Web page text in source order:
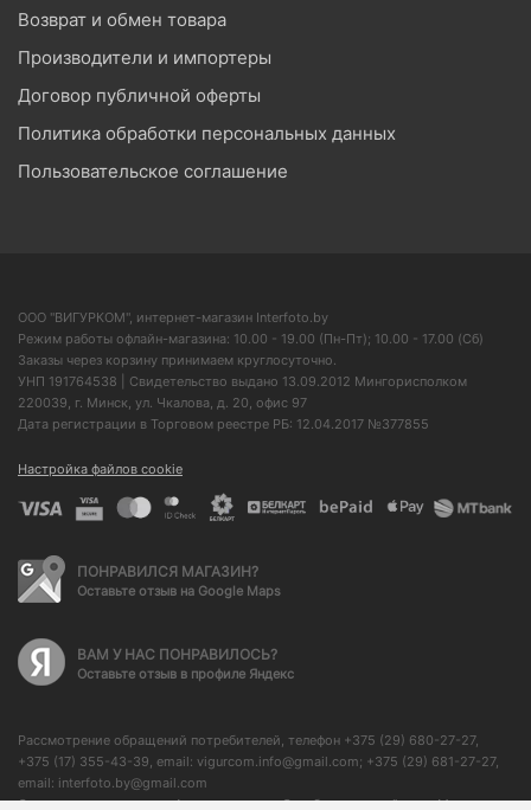
Возврат и обмен товара
Производители и импортеры
Договор публичной оферты
Политика обработки персональных данных
Пользовательское соглашение
ООО "ВИГУРКОМ", интернет-магазин Interfoto.by
Режим работы офлайн-магазина: 10.00 - 19.00 (Пн-Пт); 10.00 - 17.00 (Сб)
Заказы через корзину принимаем круглосуточно.
УНП 191764538 | Свидетельство выдано 13.09.2012 Мингорисполком
220039, г. Минск, ул. Чкалова, д. 20, офис 97
Дата регистрации в Торговом реестре РБ: 12.04.2017 №377855
Настройка файлов cookie
ПОНРАВИЛСЯ МАГАЗИН?
Оставьте отзыв на Google Maps
ВАМ У НАС ПОНРАВИЛОСЬ?
Оставьте отзыв в профиле Яндекс
Рассмотрение обращений потребителей, телефон +375 (29) 680-27-27,
+375 (17) 355-43-39, email: vigurcom.info@gmail.com; +375 (29) 681-27-27,
email: interfoto.by@gmail.com
Отдел торговли и услуг Администрации Октябрьского района г. Минска: +